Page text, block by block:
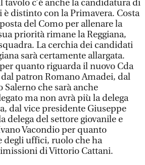
tavolo c’è anche la candidatura di
è distinto con la Primavera. Costa
del Como per allenare la
priorità rimane la Reggiana,
La cerchia dei candidati
sarà certamente allargata.
quanto riguarda il nuovo Cda
patron Romano Amadei, dal
che sarà anche
ma non avrà più la delega
dal vice presidente Giuseppe
delega del settore giovanile e
Vacondio per quanto
degli uffici, ruolo che ha
di Vittorio Cattani.